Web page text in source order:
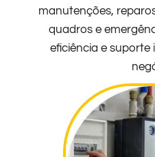
manutenções,
quadros e
eficiência e